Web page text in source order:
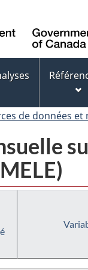
de données et